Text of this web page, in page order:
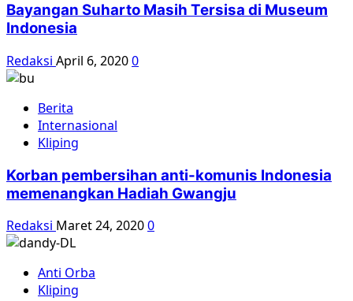
Bayangan Suharto Masih Tersisa di Museum
Indonesia
Redaksi April 6, 20200
Berita
Internasional
Kliping
Korban pembersihan anti-komunis Indonesia
memenangkan Hadiah Gwangju
Redaksi Maret 24, 20200
Anti Orba
Kliping